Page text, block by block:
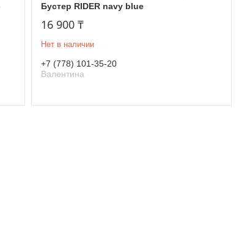
Бустер RIDER navy blue
16 900 ₸
Нет в наличии
+7 (778) 101-35-20
Валентина